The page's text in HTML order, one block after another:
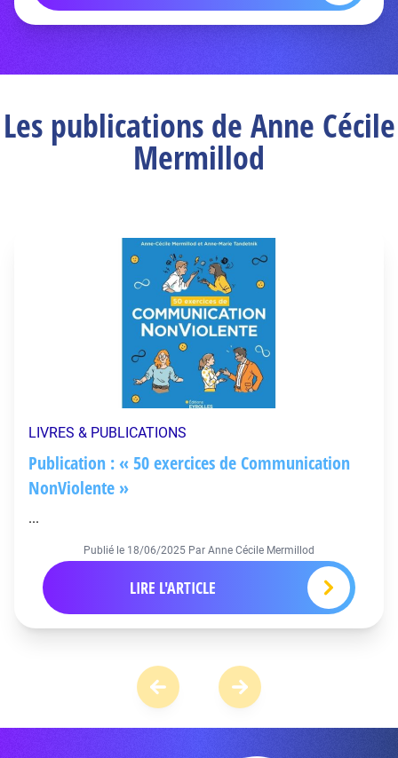
Les publications de Anne Cécile
Mermillod
LIVRES & PUBLICATIONS
Publication : « 50 exercices de Communication
NonViolente »
...
Publié le 18/06/2025 Par Anne Cécile Mermillod
LIRE L'ARTICLE